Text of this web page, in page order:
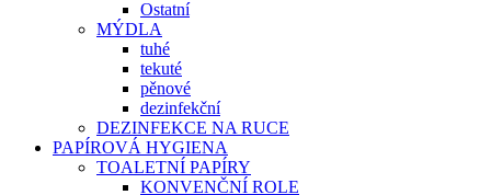
Ostatní
MÝDLA
tuhé
tekuté
pěnové
dezinfekční
DEZINFEKCE NA RUCE
PAPÍROVÁ HYGIENA
TOALETNÍ PAPÍRY
KONVENČNÍ ROLE